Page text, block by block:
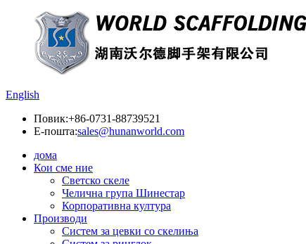
English
Повик:+86-0731-88739521
Е-пошта:sales@hunanworld.com
дома
Кои сме ние
Светско скеле
Челична група Шинестар
Корпоративна култура
Производи
Систем за цевки со скелиња